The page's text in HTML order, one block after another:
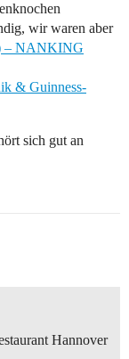
wir waren aber
– NANKING
& Guinness-
sich gut an
Hannover